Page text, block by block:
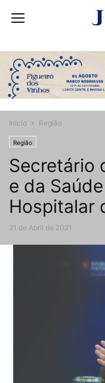
Início Região
Região
Secretário
e da
Hospitalar
21 de Abril de 2021